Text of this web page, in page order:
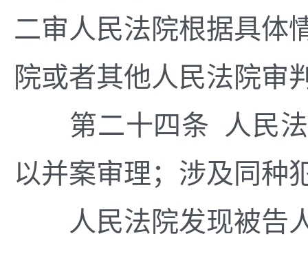
二审人民法院根据具体
院或者其他人民法院审
第二十四条 人民法
以并案审理；涉及同种
人民法院发现被告人